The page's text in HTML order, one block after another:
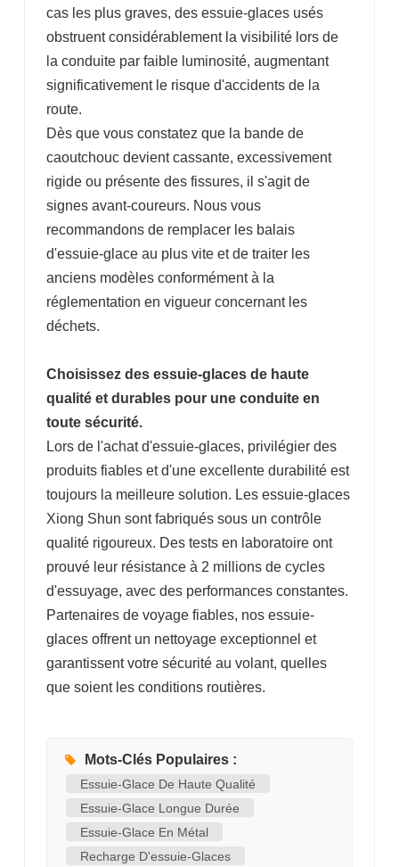
cas les plus graves, des essuie-glaces usés
obstruent considérablement la visibilité lors de
la conduite par faible luminosité, augmentant
significativement le risque d'accidents de la
route.
Dès que vous constatez que la bande de
caoutchouc devient cassante, excessivement
rigide ou présente des fissures, il s'agit de
signes avant-coureurs. Nous vous
recommandons de remplacer les balais
d'essuie-glace au plus vite et de traiter les
anciens modèles conformément à la
réglementation en vigueur concernant les
déchets.
Choisissez des essuie-glaces de haute
qualité et durables pour une conduite en
toute sécurité.
Lors de l'achat d'essuie-glaces, privilégier des
produits fiables et d'une excellente durabilité est
toujours la meilleure solution. Les essuie-glaces
Xiong Shun sont fabriqués sous un contrôle
qualité rigoureux. Des tests en laboratoire ont
prouvé leur résistance à 2 millions de cycles
d'essuyage, avec des performances constantes.
Partenaires de voyage fiables, nos essuie-
glaces offrent un nettoyage exceptionnel et
garantissent votre sécurité au volant, quelles
que soient les conditions routières.
Mots-Clés Populaires :
Essuie-Glace De Haute Qualité
Essuie-Glace Longue Durée
Essuie-Glace En Métal
Recharge D'essuie-Glaces